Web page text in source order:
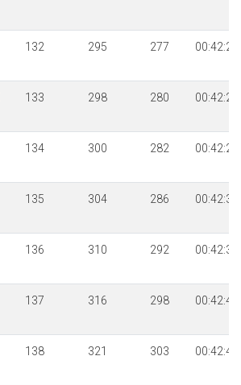
132 295 277 00:42:23
133 298 280 00:42:28
134 300 282 00:42:28
135 304 286 00:42:33
136 310 292 00:42:35
137 316 298 00:42:40
138 321 303 00:42:42